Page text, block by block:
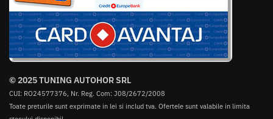
© 2025 TUNING AUTOHOR SRL
CUI: RO24577376, Nr. Reg. Com: J08/2672/2008
Toate preturile sunt exprimate in lei si includ tva. Ofertele sunt valabile in limita